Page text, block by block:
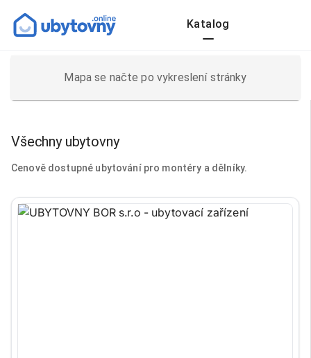
Katalog
Mapa se načte po vykreslení stránky
Všechny ubytovny
Cenově dostupné ubytování pro montéry a dělníky.